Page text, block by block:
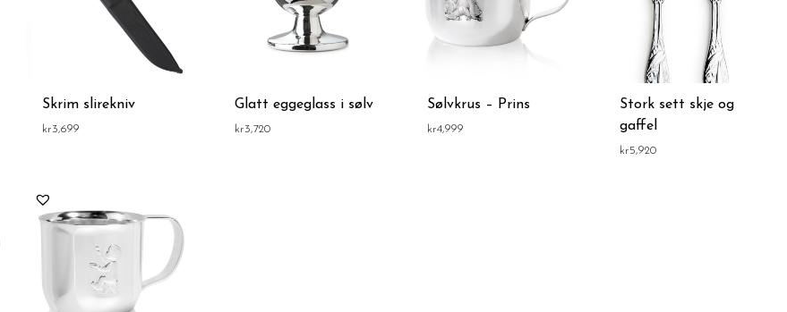
Skrim slirekniv
kr3,699
Glatt eggeglass i sølv
kr3,720
Sølvkrus – Prins
kr4,999
Stork sett skje og
gaffel
kr5,920